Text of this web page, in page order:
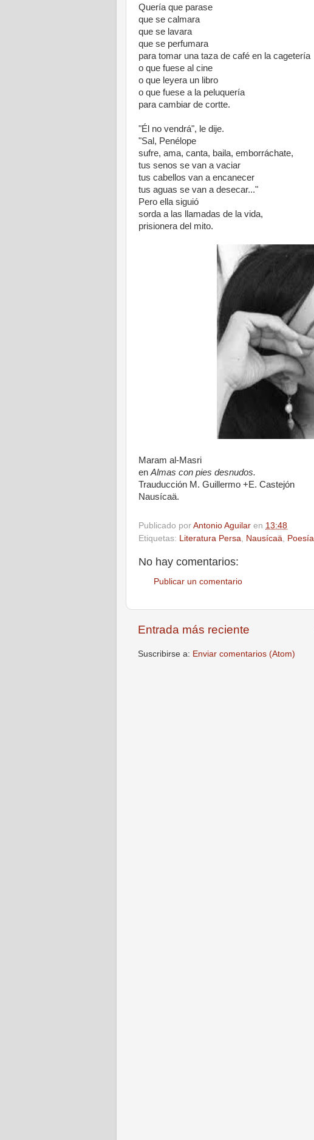
Quería que parase
que se calmara
que se lavara
que se perfumara
para tomar una taza de café en la cagetería
o que fuese al cine
o que leyera un libro
o que fuese a la peluquería
para cambiar de cortte.
"Él no vendrá", le dije.
"Sal, Penélope
sufre, ama, canta, baila, emborráchate,
tus senos se van a vaciar
tus cabellos van a encanecer
tus aguas se van a desecar..."
Pero ella siguió
sorda a las llamadas de la vida,
prisionera del mito.
Maram al-Masri
en Almas con pies desnudos.
Trauducción M. Guillermo +E. Castejón
Nausícaä.
Publicado por Antonio Aguilar en 13:48
Etiquetas:
Literatura Persa Nausícaä Poesía
No hay comentarios:
Publicar un comentario
Entrada más reciente
Suscribirse a: Enviar comentarios (Atom)